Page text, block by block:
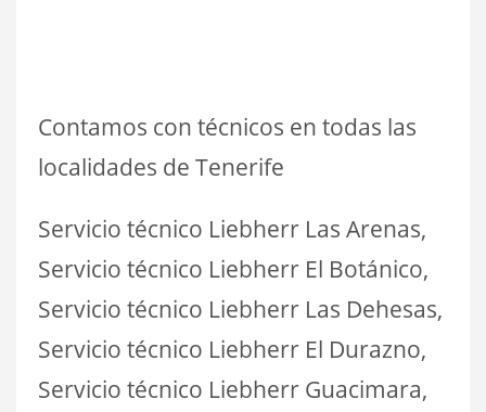
Contamos con técnicos en todas las
localidades de Tenerife
Servicio técnico Liebherr Las Arenas,
Servicio técnico Liebherr El Botánico,
Servicio técnico Liebherr Las Dehesas,
Servicio técnico Liebherr El Durazno,
Servicio técnico Liebherr Guacimara,